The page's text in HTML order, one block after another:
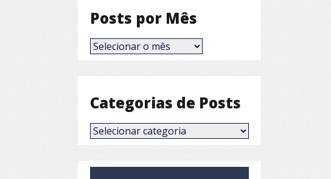
Posts por Mês
Posts
por
Categorias de Posts
Categorias
de